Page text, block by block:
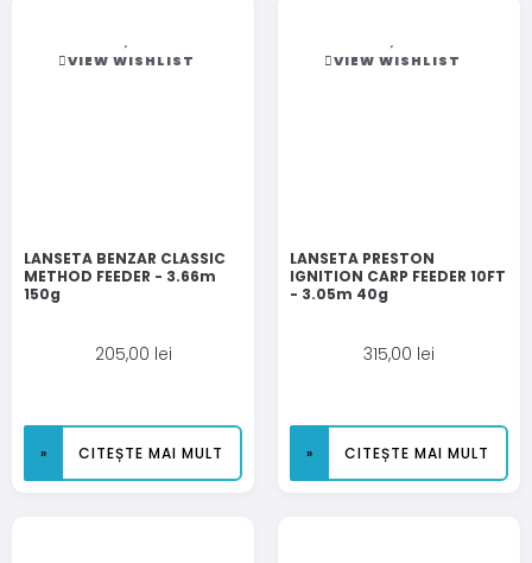
VIEW WISHLIST
LANSETA BENZAR CLASSIC
METHOD FEEDER - 3.66m
150g
205,00 lei
CITEȘTE MAI MULT
VIEW WISHLIST
LANSETA PRESTON
IGNITION CARP FEEDER 10FT
- 3.05m 40g
315,00 lei
CITEȘTE MAI MULT